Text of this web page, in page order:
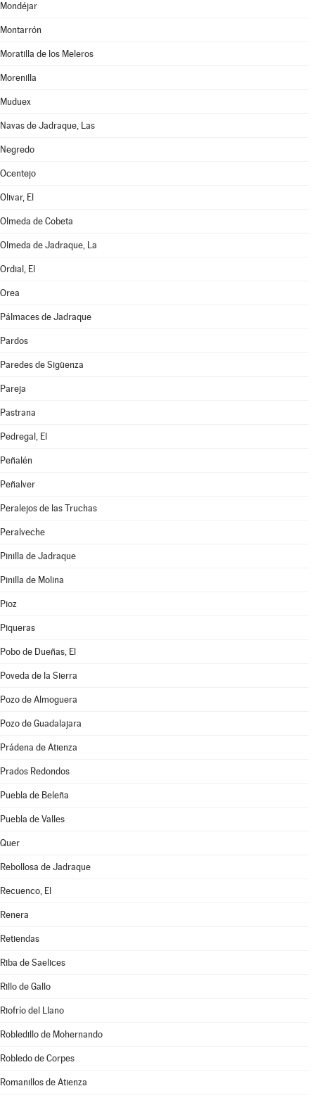
Mondéjar
Montarrón
Moratilla de los Meleros
Morenilla
Muduex
Navas de Jadraque, Las
Negredo
Ocentejo
Olivar, El
Olmeda de Cobeta
Olmeda de Jadraque, La
Ordial, El
Orea
Pálmaces de Jadraque
Pardos
Paredes de Sigüenza
Pareja
Pastrana
Pedregal, El
Peñalén
Peñalver
Peralejos de las Truchas
Peralveche
Pinilla de Jadraque
Pinilla de Molina
Pioz
Piqueras
Pobo de Dueñas, El
Poveda de la Sierra
Pozo de Almoguera
Pozo de Guadalajara
Prádena de Atienza
Prados Redondos
Puebla de Beleña
Puebla de Valles
Quer
Rebollosa de Jadraque
Recuenco, El
Renera
Retiendas
Riba de Saelices
Rillo de Gallo
Riofrío del Llano
Robledillo de Mohernando
Robledo de Corpes
Romanillos de Atienza